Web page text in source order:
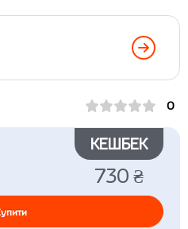
0
КЕШБЕК
730 ₴